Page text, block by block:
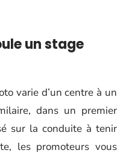
un stage
varie d’un centre à un
dans un premier
sur la conduite à tenir
les promoteurs vous